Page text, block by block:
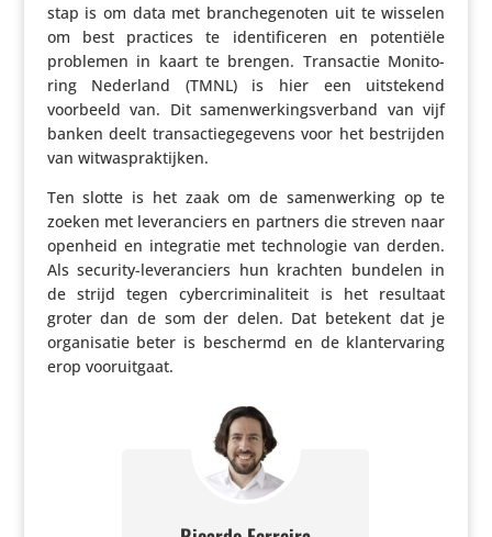
stap is om data met bran­che­ge­noten uit te wisselen
om best practices te iden­ti­fi­ceren en poten­tiële
problemen in kaart te brengen. Trans­actie Moni­to­
ring Nederland (TMNL) is hier een uitste­kend
voorbeeld van. Dit samen­wer­kings­ver­band van vijf
banken deelt trans­ac­tie­ge­ge­vens voor het bestrijden
van witwaspraktijken.
Ten slotte is het zaak om de samen­wer­king op te
zoeken met leve­ran­ciers en partners die streven naar
openheid en inte­gratie met tech­no­logie van derden.
Als security-leve­ran­ciers hun krachten bundelen in
de strijd tegen cyber­cri­mi­na­li­teit is het resultaat
groter dan de som der delen. Dat betekent dat je
orga­ni­satie beter is beschermd en de klan­t­er­va­ring
erop vooruitgaat.